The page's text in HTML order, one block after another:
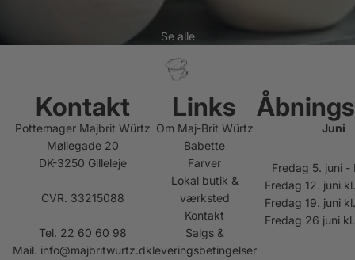
Se alle
Kontakt
Pottemager Majbrit Würtz
Møllegade 20
DK-3250 Gilleleje
CVR. 33215088
Tel. 22 60 60 98
Mail. info@majbritwurtz.dk
Links
Om Maj-Brit Würtz
Babette
Farver
Lokal butik &
værksted
Kontakt
Salgs &
leveringsbetingelser
Juni
Fredag 5. juni -
Fredag 12. juni
Fredag 19. juni
Fredag 26 juni